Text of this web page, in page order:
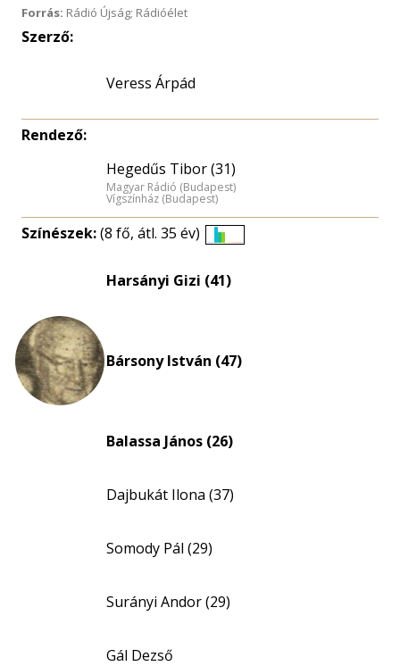
Forrás: Rádió Újság; Rádióélet
Szerző:
Veress Árpád
Rendező:
Hegedűs Tibor (31)
Magyar Rádió (Budapest)
Vígszínház (Budapest)
Színészek:(8 fő, átl. 35 év)
eloszlás
Harsányi Gizi (41)
Bársony István (47)
Balassa János (26)
Dajbukát Ilona (37)
Somody Pál (29)
Surányi Andor (29)
Gál Dezső